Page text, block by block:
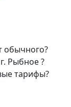
обычного?
Рыбное ?
тарифы?